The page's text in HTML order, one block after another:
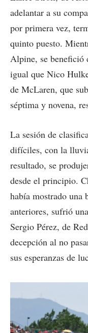
adelantar a su
por primera vez,
quinto puesto.
Alpine, se benefició
igual que Nico
de McLaren, que
séptima y novena,
La sesión de
difíciles, con la
resultado, se
desde el principio.
había mostrado una
anteriores, sufrió
Sergio Pérez, de
decepción al no
sus esperanzas de